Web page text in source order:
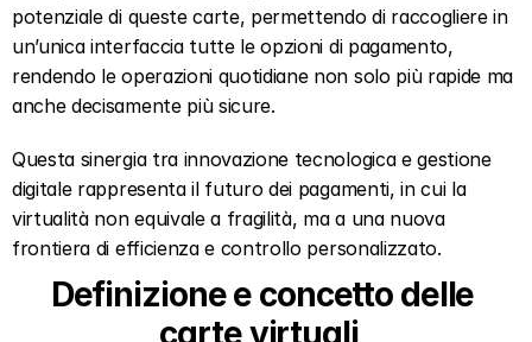
potenziale di queste carte, permettendo di raccogliere in
un’unica interfaccia tutte le opzioni di pagamento,
rendendo le operazioni quotidiane non solo più rapide ma
anche decisamente più sicure.
Questa sinergia tra innovazione tecnologica e gestione
digitale rappresenta il futuro dei pagamenti, in cui la
virtualità non equivale a fragilità, ma a una nuova
frontiera di efficienza e controllo personalizzato.
Definizione e concetto delle
carte virtuali